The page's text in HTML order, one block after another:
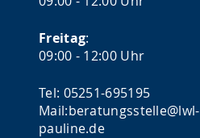
Freitag:
09:00 - 12:00 Uhr
Tel: 05251-695195
Mail:beratungsstelle@lwl-
pauline.de